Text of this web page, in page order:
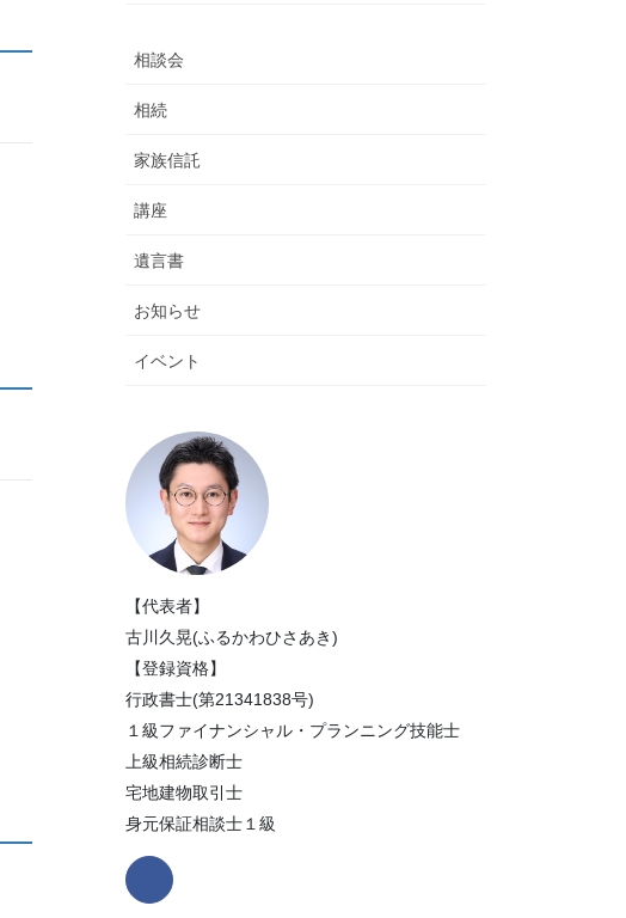
相談会
相続
家族信託
講座
遺言書
お知らせ
イベント
【代表者】
古川久晃(ふるかわひさあき)
【登録資格】
行政書士(第21341838号)
１級ファイナンシャル・プランニング技能士
上級相続診断士
宅地建物取引士
身元保証相談士１級